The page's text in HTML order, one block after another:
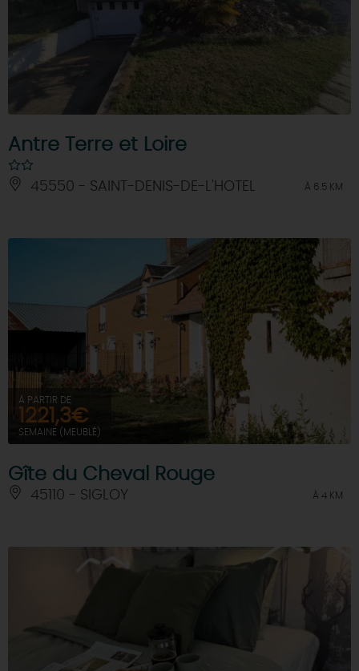
Antre Terre et Loire
45550 - SAINT-DENIS-DE-L'HOTEL À 6.5 KM
À PARTIR DE
1221,3€
SEMAINE (MEUBLÉ)
Gîte du Cheval Rouge
45110 - SIGLOY À 4 KM